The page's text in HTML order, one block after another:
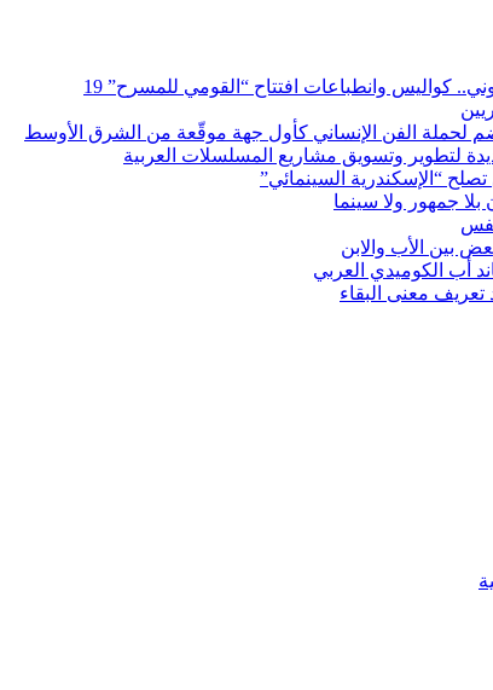
كواليس وانطباعات افتتاح “القومي للمسرح” 19
لحملة الفن الإنساني كأول جهة موقّعة من الشرق الأوسط
لتطوير وتسويق مشاريع المسلسلات العربية
“الإسكندرية السينمائي”
بلا جمهور ولا سينما
بين الأب والابن
أب الكوميدي العربي
تعريف معنى البقاء